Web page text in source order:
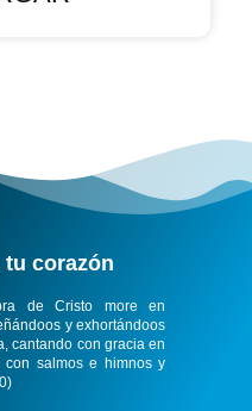
tu corazón​
de Cristo more en
y exhortándoos
cantando con gracia en
con salmos e himnos y